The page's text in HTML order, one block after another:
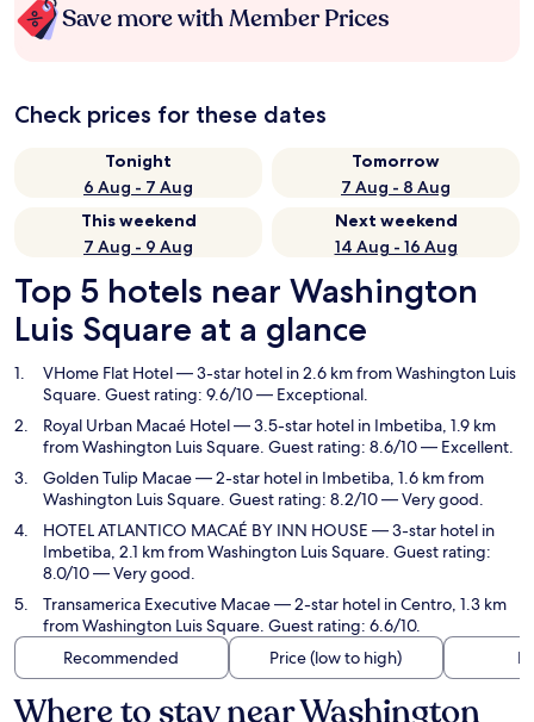
Save more with Member Prices
Check prices for these dates
Tonight
6 Aug - 7 Aug
Tomorrow
7 Aug - 8 Aug
This weekend
7 Aug - 9 Aug
Next weekend
14 Aug - 16 Aug
Top 5 hotels near Washington
Luis Square at a glance
VHome Flat Hotel— 3-star hotel in 2.6 km from Washington Luis
Square. Guest rating: 9.6/10 — Exceptional.
Royal Urban Macaé Hotel— 3.5-star hotel in Imbetiba, 1.9 km
from Washington Luis Square. Guest rating: 8.6/10 — Excellent.
Golden Tulip Macae— 2-star hotel in Imbetiba, 1.6 km from
Washington Luis Square. Guest rating: 8.2/10 — Very good.
HOTEL ATLANTICO MACAÉ BY INN HOUSE — 3-star hotel in
Imbetiba, 2.1 km from Washington Luis Square. Guest rating:
8.0/10 — Very good.
Transamerica Executive Macae— 2-star hotel in Centro, 1.3 km
from Washington Luis Square. Guest rating: 6.6/10.
Recommended
Price (low to high)
Where to stay near Washington